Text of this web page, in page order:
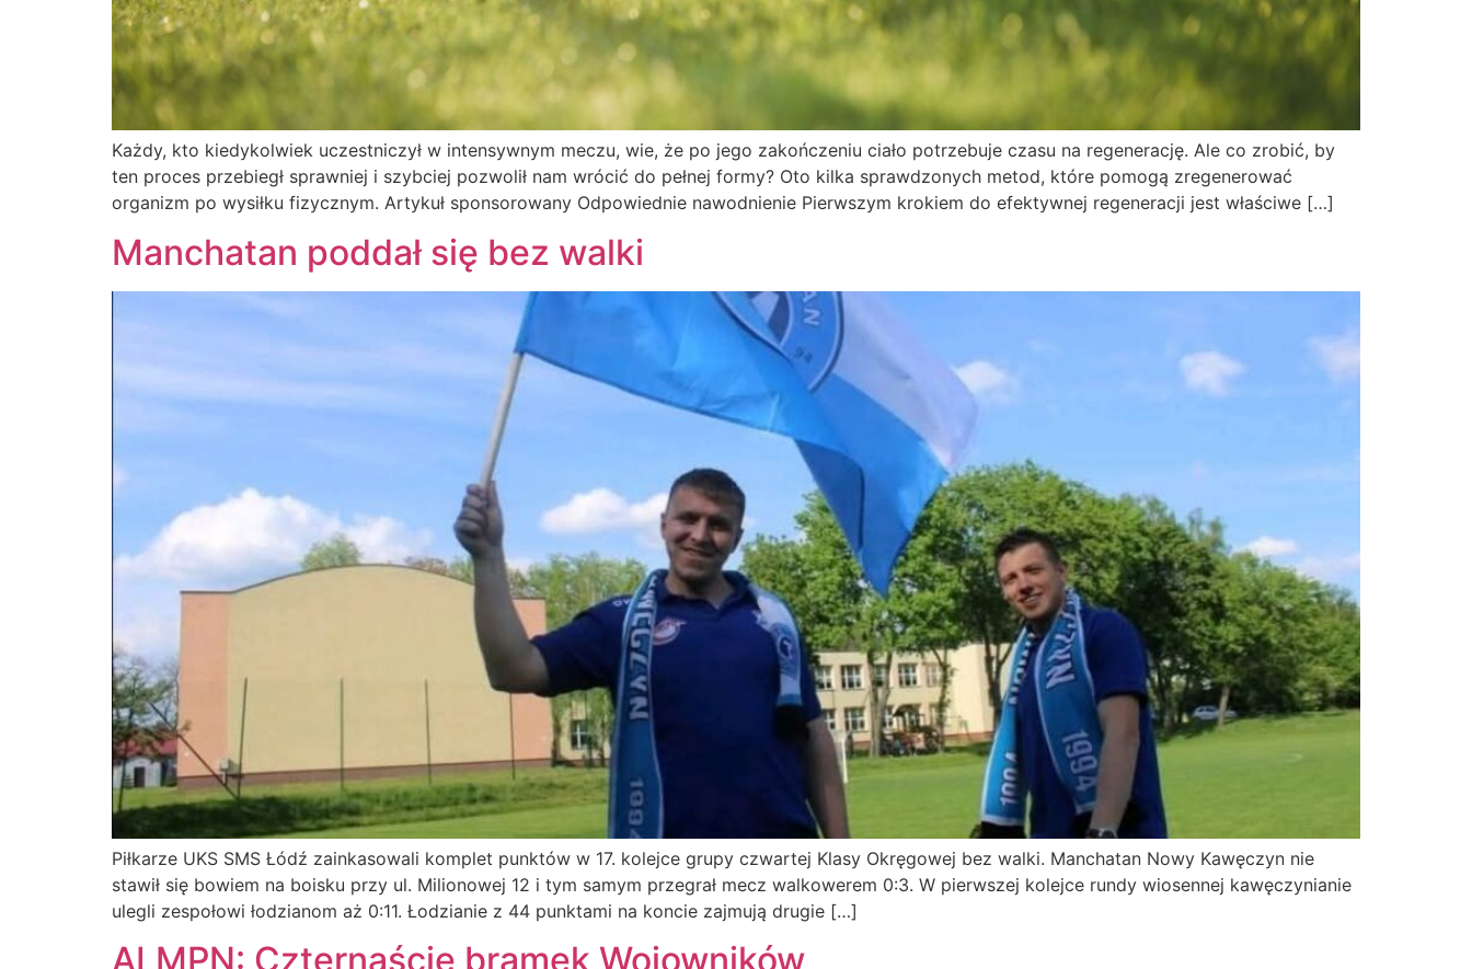
Każdy, kto kiedykolwiek uczestniczył w intensywnym meczu, wie, że po jego zakończeniu ciało potrzebuje czasu na regenerację. Ale co zrobić, by
ten proces przebiegł sprawniej i szybciej pozwolił nam wrócić do pełnej formy? Oto kilka sprawdzonych metod, które pomogą zregenerować
organizm po wysiłku fizycznym. Artykuł sponsorowany Odpowiednie nawodnienie Pierwszym krokiem do efektywnej regeneracji jest właściwe […]
Manchatan poddał się bez walki
Piłkarze UKS SMS Łódź zainkasowali komplet punktów w 17. kolejce grupy czwartej Klasy Okręgowej bez walki. Manchatan Nowy Kawęczyn nie
stawił się bowiem na boisku przy ul. Milionowej 12 i tym samym przegrał mecz walkowerem 0:3. W pierwszej kolejce rundy wiosennej kawęczynianie
ulegli zespołowi łodzianom aż 0:11. Łodzianie z 44 punktami na koncie zajmują drugie […]
ALMPN: Czternaście bramek Wojowników